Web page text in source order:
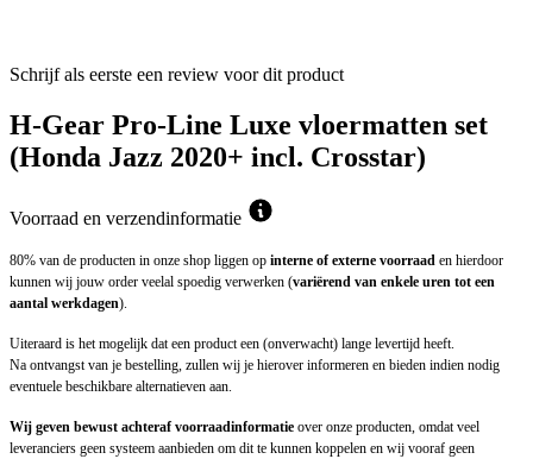
Schrijf als eerste een review voor dit product
H-Gear Pro-Line Luxe vloermatten set
(Honda Jazz 2020+ incl. Crosstar)
Voorraad en verzendinformatie
80% van de producten in onze shop liggen op interne of externe voorraad en hierdoor
kunnen wij jouw order veelal spoedig verwerken (variërend van enkele uren tot een
aantal werkdagen).
Uiteraard is het mogelijk dat een product een (onverwacht) lange levertijd heeft.
Na ontvangst van je bestelling, zullen wij je hierover informeren en bieden indien nodig
eventuele beschikbare alternatieven aan.
Wij geven bewust achteraf voorraadinformatie over onze producten, omdat veel
leveranciers geen systeem aanbieden om dit te kunnen koppelen en wij vooraf geen